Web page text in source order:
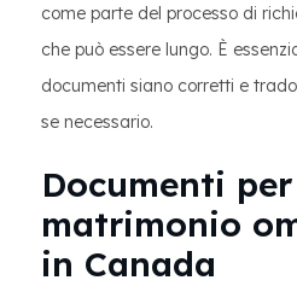
come parte del processo di
che può essere lungo. È
documenti siano corretti e
se necessario.
Documenti
matrimonio
in Canada